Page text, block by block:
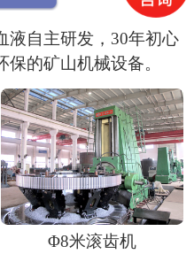
液自主研发，30年初心
的矿山机械设备。
Φ8米滚齿机